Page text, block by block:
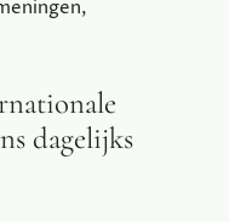
dagelijks